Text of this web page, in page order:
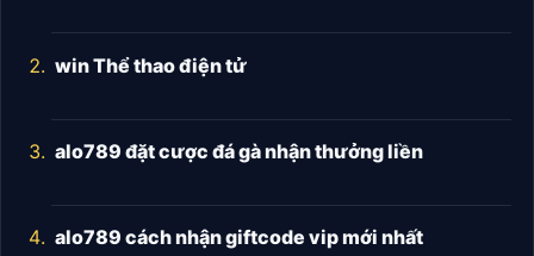
win Thể thao điện tử
alo789 đặt cược đá gà nhận thưởng liền
alo789 cách nhận giftcode vip mới nhất